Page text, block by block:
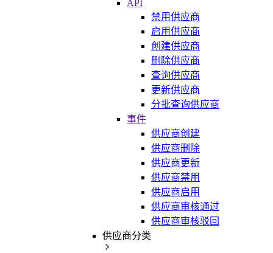
API
禁用供应商
启用供应商
创建供应商
删除供应商
查询供应商
更新供应商
分批查询供应商
事件
供应商创建
供应商删除
供应商更新
供应商禁用
供应商启用
供应商审核通过
供应商审核驳回
供应商分类